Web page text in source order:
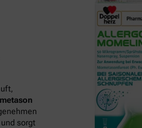
sorgt